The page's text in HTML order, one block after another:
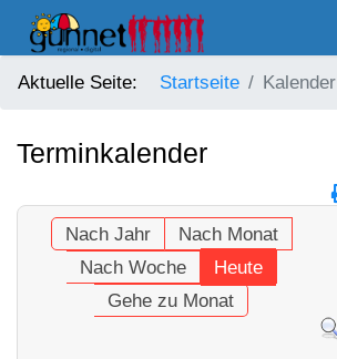
Aktuelle Seite: Startseite Kalender
Terminkalender
Nach Jahr
Nach Monat
Nach Woche
Heute
Gehe zu Monat